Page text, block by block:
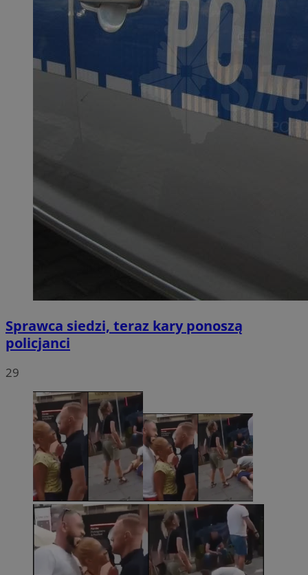
Sprawca siedzi, teraz kary ponoszą
policjanci
29